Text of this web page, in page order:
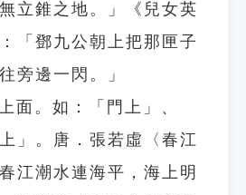
立錐之地。」《兒女英
「鄧九公朝上把那匣子
旁邊一閃。」
面。如：「門上」、
」。唐．張若虛〈春江
江潮水連海平，海上明